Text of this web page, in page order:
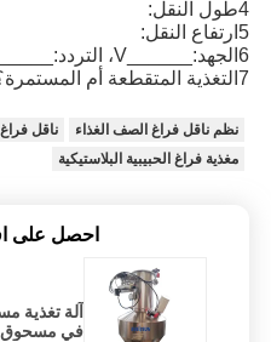
4طول النقل:
5ارتفاع النقل:
6الجهد:______V، التردد:______HZ، ______ المرحلة
7التغذية المتقطعة أم المستمرة؟
نظم ناقل فراغ الصف الغذاء
ناقل فراغ
مغذية فراغ الحبيبية البلاستيكية
احصل على
آلة تغذية
في مسحوق /